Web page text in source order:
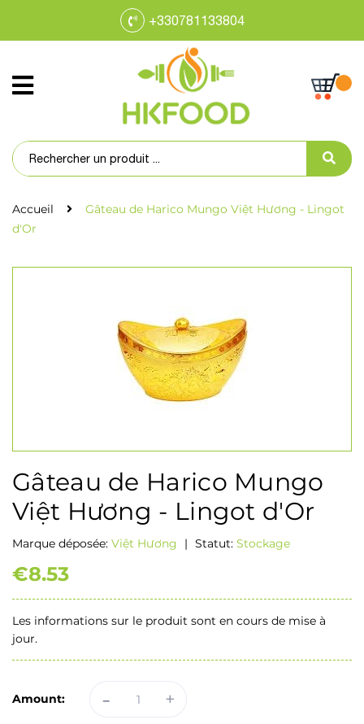
+330781133804
Accueil
Gâteau de Harico Mungo Việt Hương - Lingot
d'Or
Gâteau de Harico Mungo
Việt Hương - Lingot d'Or
Marque déposée: Việt Hương | Statut: Stockage
€8.53
Les informations sur le produit sont en cours de mise à
jour.
Amount: - +